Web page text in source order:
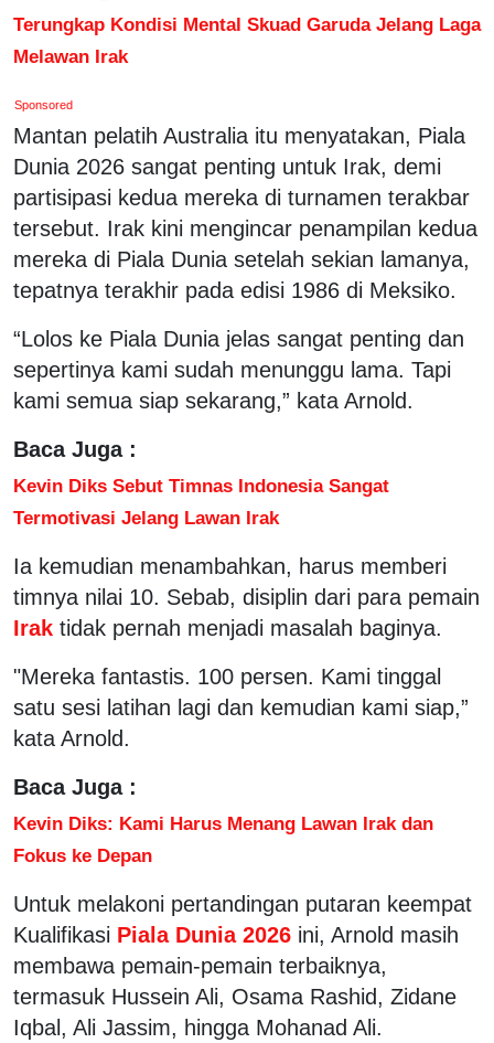
Terungkap Kondisi Mental Skuad Garuda Jelang Laga
Melawan Irak
Sponsored
Mantan pelatih Australia itu menyatakan, Piala
Dunia 2026 sangat penting untuk Irak, demi
partisipasi kedua mereka di turnamen terakbar
tersebut. Irak kini mengincar penampilan kedua
mereka di Piala Dunia setelah sekian lamanya,
tepatnya terakhir pada edisi 1986 di Meksiko.
“Lolos ke Piala Dunia jelas sangat penting dan
sepertinya kami sudah menunggu lama. Tapi
kami semua siap sekarang,” kata Arnold.
Baca Juga :
Kevin Diks Sebut Timnas Indonesia Sangat
Termotivasi Jelang Lawan Irak
Ia kemudian menambahkan, harus memberi
timnya nilai 10. Sebab, disiplin dari para pemain
Irak tidak pernah menjadi masalah baginya.
"Mereka fantastis. 100 persen. Kami tinggal
satu sesi latihan lagi dan kemudian kami siap,”
kata Arnold.
Baca Juga :
Kevin Diks: Kami Harus Menang Lawan Irak dan
Fokus ke Depan
Untuk melakoni pertandingan putaran keempat
Kualifikasi Piala Dunia 2026 ini, Arnold masih
membawa pemain-pemain terbaiknya,
termasuk Hussein Ali, Osama Rashid, Zidane
Iqbal, Ali Jassim, hingga Mohanad Ali.